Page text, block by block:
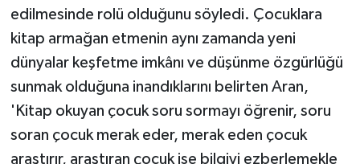
edilmesinde rolü olduğunu söyledi. Çocuklara
kitap armağan etmenin aynı zamanda yeni
dünyalar keşfetme imkânı ve düşünme özgürlüğü
sunmak olduğuna inandıklarını belirten Aran,
'Kitap okuyan çocuk soru sormayı öğrenir, soru
soran çocuk merak eder, merak eden çocuk
araştırır, araştıran çocuk ise bilgiyi ezberlemekle